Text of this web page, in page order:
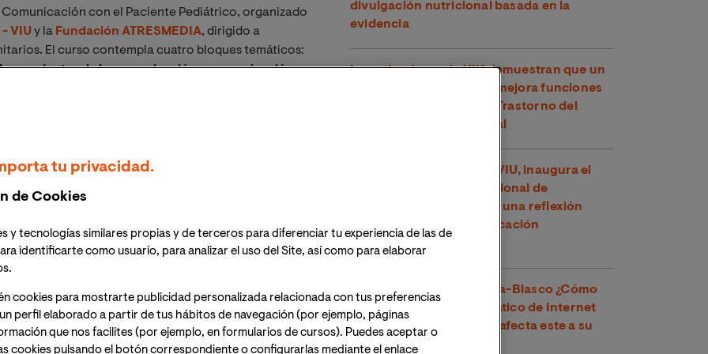
con el Paciente Pediátrico, organizado
VIUy la Fundación ATRESMEDIA, dirigido a
El curso contempla cuatro bloques temáticos:
de la comunicación y comunicación
sanitarios del ámbito pediátrico, a través de
Suay Madrid, Directora del curso
de las habilidades sociales, abordándose la
los profesionales y los servicios sanitarios; el
en los profesionales sanitarios, así como
y paciente, entre otros aspectos fundamentales.
las circunstancias en las que nos
el COVID-19, adquiere una especial relevancia el
por el mismo la capacidad para reconocer,
para reaccionar de forma constructiva ante las
divulgación nutricional basada en la
evidencia
Investigadores de VIU demuestran que un
compuesto del té verde mejora funciones
cognitivas en niños con Trastorno del
Espectro Alcohólico Fetal
Toni García, docente de VIU, inaugura el
XXVI Congreso Internacional de
Educadores en Perú con una reflexión
sobre los retos de la educación
contemporánea
Dr. Víctor José Villanueva-Blasco ¿Cómo
detectar el uso problemático de Internet
en adolescentes y cómo afecta este a su
salud mental?
tu privacidad.
de Cookies
y tecnologías similares propias y de terceros para diferenciar tu experiencia de las de
identificarte como usuario, para analizar el uso del Site, así como para elaborar
cookies para mostrarte publicidad personalizada relacionada con tus preferencias
perfil elaborado a partir de tus hábitos de navegación (por ejemplo, páginas
que nos facilites (por ejemplo, en formularios de cursos). Puedes aceptar o
cookies pulsando el botón correspondiente o configurarlas mediante el enlace